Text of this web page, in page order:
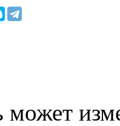
может